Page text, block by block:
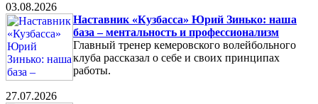
03.08.2026
Наставник «Кузбасса» Юрий Зинько: наша
база – ментальность и профессионализм
Главный тренер кемеровского волейбольного
клуба рассказал о себе и своих принципах
работы.
27.07.2026